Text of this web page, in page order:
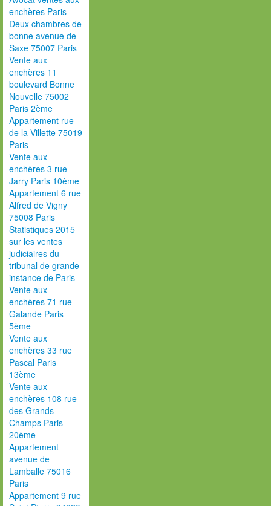
enchères Paris
Deux chambres de
bonne avenue de
Saxe 75007 Paris
Vente aux
enchères 11
boulevard Bonne
Nouvelle 75002
Paris 2ème
Appartement rue
de la Villette 75019
Paris
Vente aux
enchères 3 rue
Jarry Paris 10ème
Appartement 6 rue
Alfred de Vigny
75008 Paris
Statistiques 2015
sur les ventes
judiciaires du
tribunal de grande
instance de Paris
Vente aux
enchères 71 rue
Galande Paris
5ème
Vente aux
enchères 33 rue
Pascal Paris
13ème
Vente aux
enchères 108 rue
des Grands
Champs Paris
20ème
Appartement
avenue de
Lamballe 75016
Paris
Appartement 9 rue